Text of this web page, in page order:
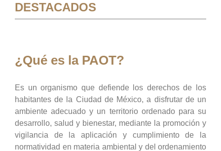
DESTACADOS
¿Qué es la PAOT?
Es un organismo que defiende los derechos de los
habitantes de la Ciudad de México, a disfrutar de un
ambiente adecuado y un territorio ordenado para su
desarrollo, salud y bienestar, mediante la promoción y
vigilancia de la aplicación y cumplimiento de la
normatividad en materia ambiental y del ordenamiento